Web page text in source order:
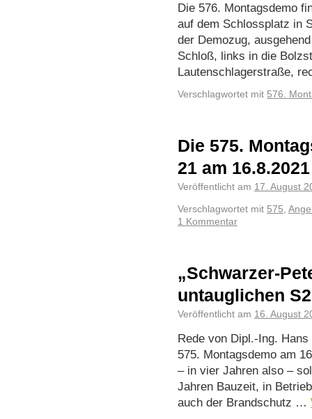
Die 576. Montagsdemo
auf dem Schlossplatz in
der Demozug,
Schloß, links in die
Lautenschlagerstraße,
Verschlagwortet mit 576.
Die 575.
21 am 16.8.2021
Veröffentlicht am 17. August
Verschlagwortet mit 575,
1 Kommentar
„Schwarzer-
untauglichen
Veröffentlicht am 16. August
Rede von Dipl.-Ing.
575. Montagsdemo am
– in vier Jahren also –
Jahren Bauzeit, in
auch der Brandschutz …